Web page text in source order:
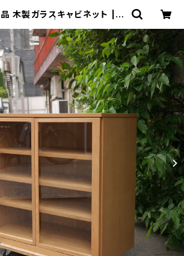
木製ガラスキャビネット | ト
リサイクルショップ・古着